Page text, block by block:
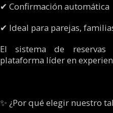
✔ Confirmación automática
✔ Ideal para parejas,
El sistema de reservas
plataforma líder en
✨ ¿Por qué elegir nuestro